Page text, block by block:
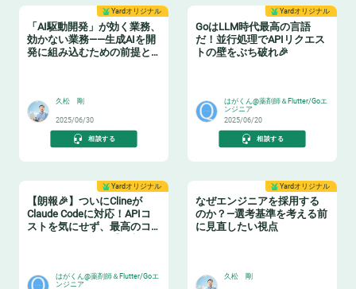
Yardオリジナル
「AI駆動開発」が効く業務、
効かない業務——生成AIを開
発に組み込むための前提と
久松 剛
2025/06/30
相談する
Yardオリジナル
GoはLLM時代最高の言語
だ！並行処理でAPIリクエス
トの壁をぶち破れ🎉
はがくん@薬剤師＆Flutter/Goエ
ンジニア
2025/06/20
相談する
Yardオリジナル
【朗報🎉】ついにClineが
Claude Codeに対応！APIコ
ストを気にせず、最高のコ
はがくん@薬剤師＆Flutter/Goエ
ンジニア
Yardオリジナル
なぜエンジニアを採用する
のか？—選考基準を考える前
に見直したい視点
久松 剛